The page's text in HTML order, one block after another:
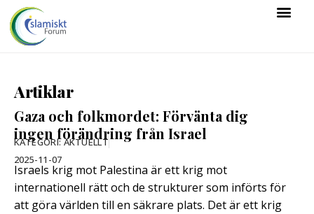
Artiklar
Gaza och folkmordet: Förvänta dig
ingen förändring från Israel
KATEGORI:AKTUELLT
2025-11-07
Israels krig mot Palestina är ett krig mot
internationell rätt och de strukturer som införts för
att göra världen till en säkrare plats. Det är ett krig